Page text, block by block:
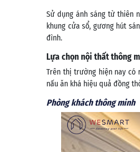
Sử dụng ánh sáng từ thiên
khung cửa sổ, gương hút
đình.
Lựa chọn nội thất thông
Trên thị trường hiện nay có
nấu ăn khá hiệu quả đồng
Phòng khách thông minh